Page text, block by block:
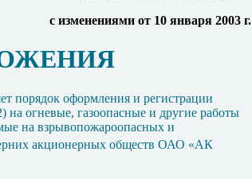
с изменениями от 10 января 2003 г.
порядок оформления и регистрации
) на огневые, газоопасные и другие работы
на взрывопожароопасных и
акционерных обществ ОАО «АК